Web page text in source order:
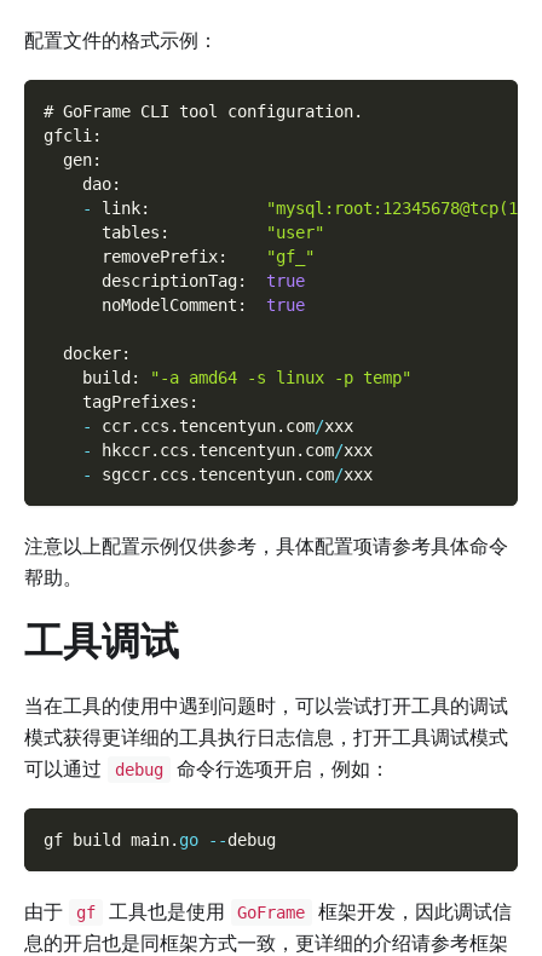
配置文件的格式示例：
# GoFrame CLI tool configuration.
gfcli :
  gen
:
    dao
:
-
link:
      tables
:
"user"
      removePrefix
:
"gf_"
      descriptionTag
:
true
      noModelComment
: true
  docker
:
    build
:
"-a amd64 -s linux -p temp"
    tagPrefixes
:
-
ccr. ccs . tencentyun. com/xxx
-
hkccr. ccs . tencentyun. com/xxx
-
sgccr. ccs . tencentyun. com/xxx
注意以上配置示例仅供参考，具体配置项请参考具体命令
帮助。
工具调试
当在工具的使用中遇到问题时，可以尝试打开工具的调试
模式获得更详细的工具执行日志信息，打开工具调试模式
可以通过
debug 命令行选项开启，例如：
gf build main. go --debug
由于 gf 工具也是使用 GoFrame
框架开发，因此调试信
息的开启也是同框架方式一致，更详细的介绍请参考框架